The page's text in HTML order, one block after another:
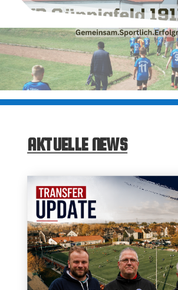
AKTUELLE NEWS